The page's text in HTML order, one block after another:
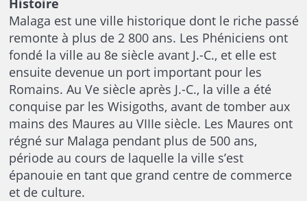
Histoire
Malaga est une ville historique dont le riche passé
remonte à plus de 2 800 ans. Les Phéniciens ont
fondé la ville au 8e siècle avant J.-C., et elle est
ensuite devenue un port important pour les
Romains. Au Ve siècle après J.-C., la ville a été
conquise par les Wisigoths, avant de tomber aux
mains des Maures au VIIIe siècle. Les Maures ont
régné sur Malaga pendant plus de 500 ans,
période au cours de laquelle la ville s’est
épanouie en tant que grand centre de commerce
et de culture.